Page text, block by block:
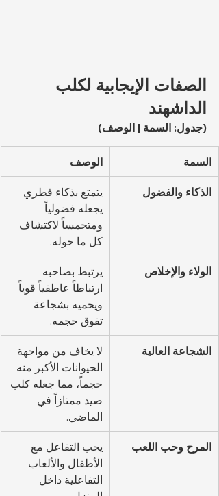
الصفات الإيجابية لكلب
الداشهند
(جدول: السمة | الوصف)
السمة الوصف
الذكاء والفضول
يتمتع بذكاء فطري
يجعله فضولياً
ومتحمساً لاكتشاف
كل ما حوله.
الولاء والإخلاص
يرتبط بصاحبه
ارتباطاً عاطفياً قوياً
ويحميه بشجاعة
تفوق حجمه.
الشجاعة العالية
لا يخاف من مواجهة
الحيوانات الأكبر منه
حجماً، مما جعله كلب
صيد ممتازاً في
الماضي.
المرح وحب اللعب
يحب التفاعل مع
الأطفال والألعاب
التفاعلية داخل